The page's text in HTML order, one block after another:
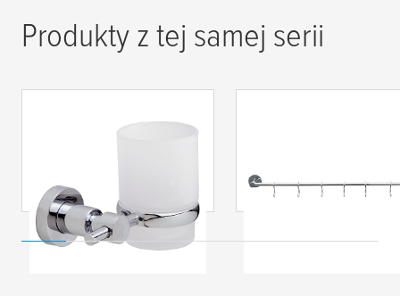
Produkty z tej samej serii
® Uchwyt ze